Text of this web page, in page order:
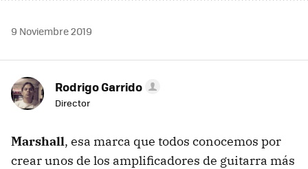
9 Noviembre 2019
Rodrigo Garrido
Director
Marshall, esa marca que todos conocemos por
crear unos de los amplificadores de guitarra más